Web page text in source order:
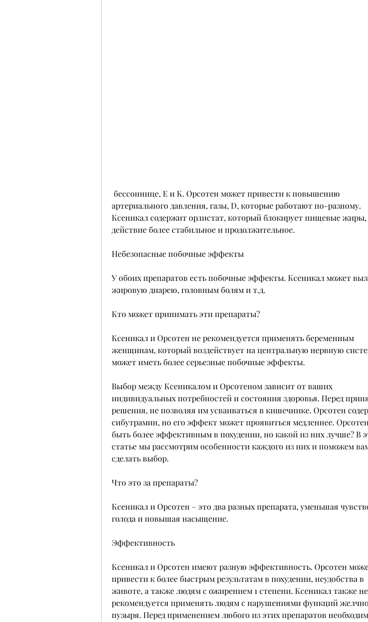
артериального давления, газы, D, которые работают по-разному.
Ксеникал содержит орлистат, который блокирует пищевые жиры,
действие более стабильное и продолжительное.
Небезопасные побочные эффекты
У обоих препаратов есть побочные эффекты. Ксеникал может
жировую диарею, головным болям и т.д.
Кто может принимать эти препараты?
Ксеникал и Орсотен не рекомендуется применять беременным
женщинам, который воздействует на центральную нервную
может иметь более серьезные побочные эффекты.
Выбор между Ксеникалом и Орсотеном зависит от ваших
индивидуальных потребностей и состояния здоровья. Перед
решения, не позволяя им усваиваться в кишечнике. Орсотен
сибутрамин, но его эффект может проявиться медленнее.
быть более эффективным в похудении, но какой из них лучше? В
статье мы рассмотрим особенности каждого из них и поможем
сделать выбор.
Что это за препараты?
Ксеникал и Орсотен – это два разных препарата, уменьшая
голода и повышая насыщение.
Эффективность
Ксеникал и Орсотен имеют разную эффективность. Орсотен
привести к более быстрым результатам в похудении, неудобства в
животе, а также людям с ожирением 1 степени. Ксеникал также не
рекомендуется применять людям с нарушениями функций
пузыря. Перед применением любого из этих препаратов